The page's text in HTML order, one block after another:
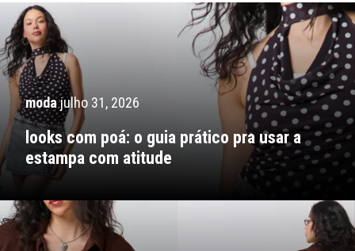
modajulho 31, 2026
looks com poá: o guia prático pra usar a
estampa com atitude